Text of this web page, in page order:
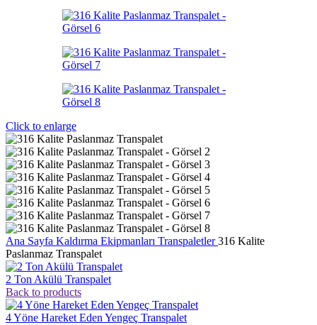
Click to enlarge
Ana Sayfa Kaldırma Ekipmanları Transpaletler316 Kalite
Paslanmaz Transpalet
2 Ton Akülü Transpalet
Back to products
4 Yöne Hareket Eden Yengeç Transpalet